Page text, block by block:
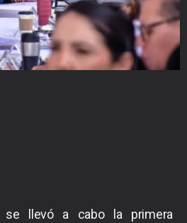
se llevó a cabo la primera